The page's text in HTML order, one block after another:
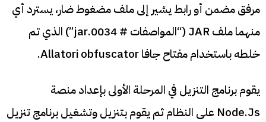
مرفق مضمن أو رابط يشير إلى ملف مضغوط ضار، يسترد أي
منهما ملف JAR (“المواصفات # 0034.jar”) الذي تم
خلطه باستخدام مفتاح جافا Allatori obfuscator.
يقوم برنامج التنزيل في المرحلة الأولى بإعداد منصة
Node.Js على النظام ثم يقوم بتنزيل وتشغيل برنامج تنزيل